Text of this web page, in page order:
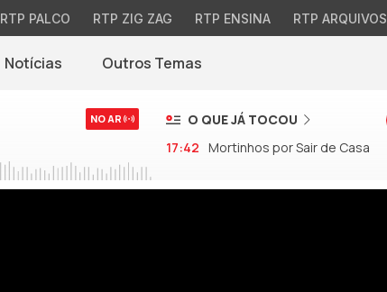
RTP PALCO RTP ZIG ZAG RTP ENSINA RTP ARQUIVOS
Notícias(abre em nova janela)
Outros Temas
NO AR
O QUE JÁ TOCOU
17:42 Mortinhos por Sair de Casa